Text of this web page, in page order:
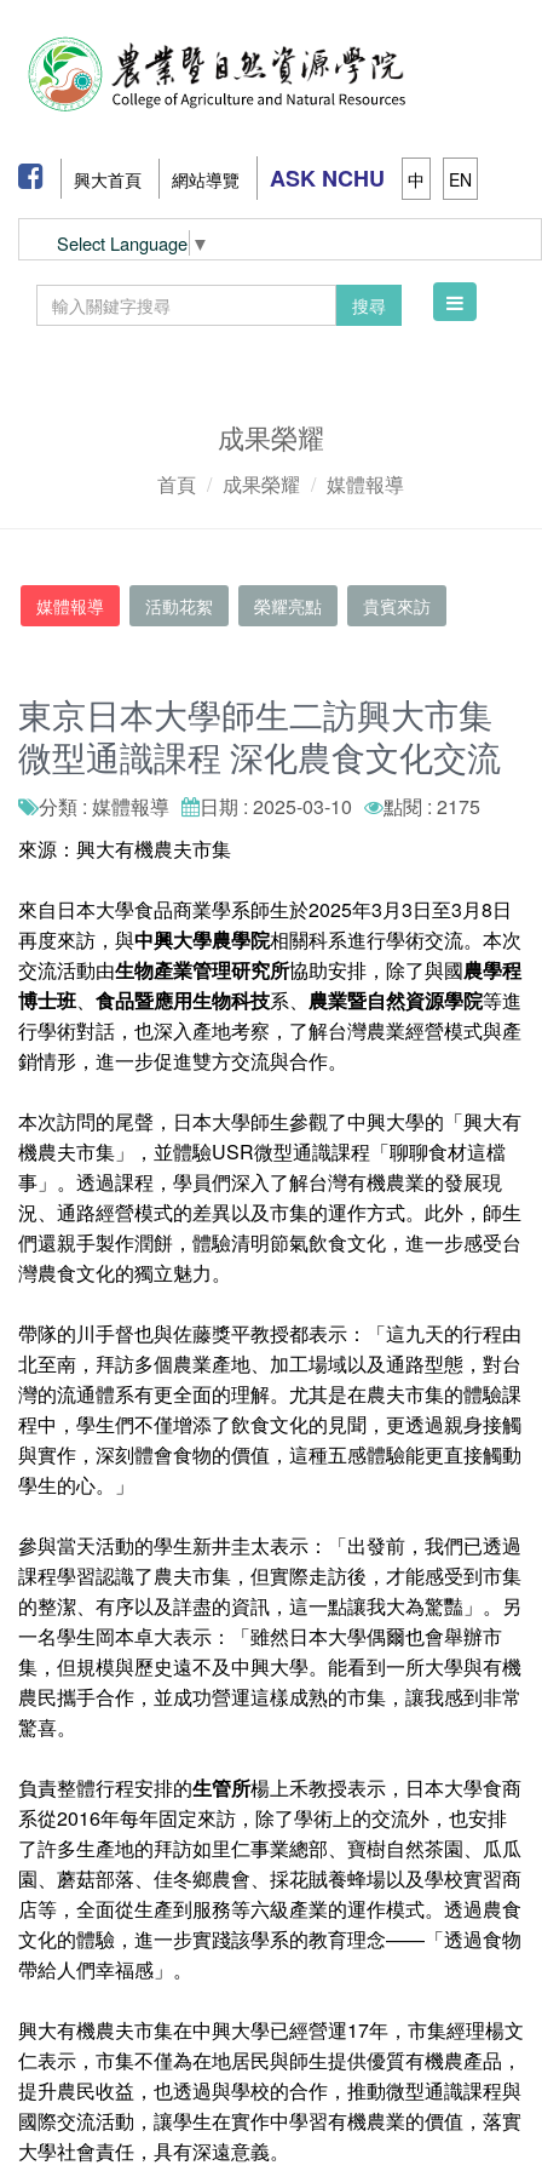
興大首頁 網站導覽 ASK NCHU 中 EN
Select Language ▼
搜尋
Toggle
成果榮耀
首頁 成果榮耀 媒體報導
媒體報導 活動花絮 榮耀亮點 貴賓來訪
東京日本大學師生二訪興大市集
微型通識課程 深化農食文化交流
分類 : 媒體報導 日期 : 2025-03-10
點閱 : 2175
來源：興大有機農夫市集
來自日本大學食品商業學系師生於2025年3月3日至3月8日
再度來訪，與中興大學農學院相關科系進行學術交流。本次
交流活動由生物產業管理研究所協助安排，除了與國農學程
博士班、 食品暨應用生物科技系、 農業暨自然資源學院等進
行學術對話，也深入產地考察，了解台灣農業經營模式與產
銷情形，進一步促進雙方交流與合作。
本次訪問的尾聲，日本大學師生參觀了中興大學的「興大有
機農夫市集」，並體驗USR微型通識課程「聊聊食材這檔
事」。透過課程，學員們深入了解台灣有機農業的發展現
況、通路經營模式的差異以及市集的運作方式。此外，師生
們還親手製作潤餅，體驗清明節氣飲食文化，進一步感受台
灣農食文化的獨立魅力。
帶隊的川手督也與佐藤獎平教授都表示：「這九天的行程由
北至南，拜訪多個農業產地、加工場域以及通路型態，對台
灣的流通體系有更全面的理解。尤其是在農夫市集的體驗課
程中，學生們不僅增添了飲食文化的見聞，更透過親身接觸
與實作，深刻體會食物的價值，這種五感體驗能更直接觸動
學生的心。」
參與當天活動的學生新井圭太表示：「出發前，我們已透過
課程學習認識了農夫市集，但實際走訪後，才能感受到市集
的整潔、有序以及詳盡的資訊，這一點讓我大為驚豔」。另
一名學生岡本卓大表示：「雖然日本大學偶爾也會舉辦市
集，但規模與歷史遠不及中興大學。能看到一所大學與有機
農民攜手合作，並成功營運這樣成熟的市集，讓我感到非常
驚喜。
負責整體行程安排的生管所楊上禾教授表示，日本大學食商
系從2016年每年固定來訪，除了學術上的交流外，也安排
了許多生產地的拜訪如里仁事業總部、寶樹自然茶園、瓜瓜
園、蘑菇部落、佳冬鄉農會、採花賊養蜂場以及學校實習商
店等，全面從生產到服務等六級產業的運作模式。透過農食
文化的體驗，進一步實踐該學系的教育理念——「透過食物
帶給人們幸福感」。
興大有機農夫市集在中興大學已經營運17年，市集經理楊文
仁表示，市集不僅為在地居民與師生提供優質有機農產品，
提升農民收益，也透過與學校的合作，推動微型通識課程與
國際交流活動，讓學生在實作中學習有機農業的價值，落實
大學社會責任，具有深遠意義。